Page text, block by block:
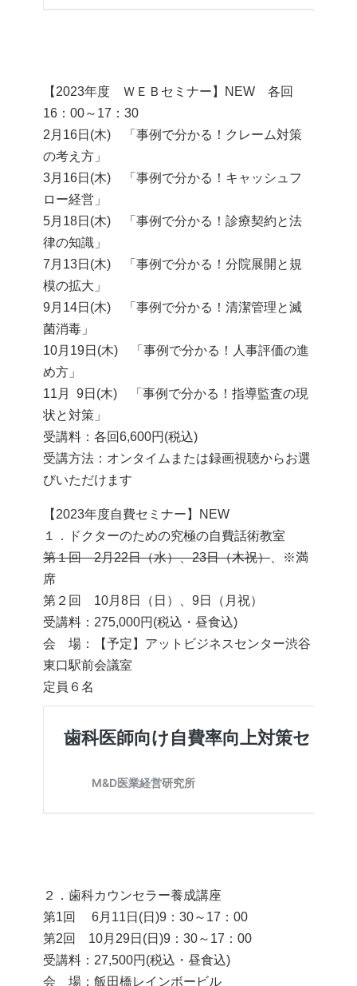
【2023年度 ＷＥＢセミナー】NEW 各回
16：00～17：30
2月16日(木) 「事例で分かる！クレーム対策
の考え方」
3月16日(木) 「事例で分かる！キャッシュフ
ロー経営」
5月18日(木) 「事例で分かる！診療契約と法
律の知識」
7月13日(木) 「事例で分かる！分院展開と規
模の拡大」
9月14日(木) 「事例で分かる！清潔管理と滅
菌消毒」
10月19日(木) 「事例で分かる！人事評価の進
め方」
11月 9日(木) 「事例で分かる！指導監査の現
状と対策」
受講料：各回6,600円(税込)
受講方法：オンタイムまたは録画視聴からお選
びいただけます
【2023年度自費セミナー】NEW
１．ドクターのための究極の自費話術教室
第１回 2月22日（水）、23日（木祝） 、※満
席
第２回 10月8日（日）、9日（月祝）
受講料：275,000円(税込・昼食込)
会 場：【予定】アットビジネスセンター渋谷
東口駅前会議室
定員６名
２．歯科カウンセラー養成講座
第1回 6月11日(日)9：30～17：00
第2回 10月29日(日)9：30～17：00
受講料：27,500円(税込・昼食込)
会 場：飯田橋レインボービル